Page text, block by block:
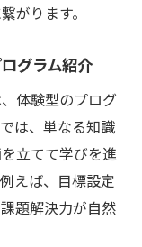
がります。
グラム紹介
体験型のプログ
は、単なる知識
立てて学びを進
えば、目標設定
題解決力が自然